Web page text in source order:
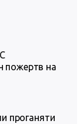
пожертв на
проганяти